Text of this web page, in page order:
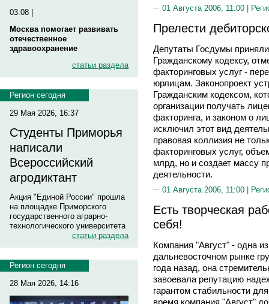
03.08 |
Москва помогает развивать
отечественное
здравоохранение
статьи раздела
Регион сегодня
29 Мая 2026, 16:37
Студенты Приморья
написали
Всероссийский
агродиктант
Акция "Единой России" прошла
на площадке Приморского
государственного аграрно-
технологического университета
статьи раздела
Регион сегодня
28 Мая 2026, 14:16
01 Августа 2006, 11:00 |
Прелести
Депутаты Госдумы
Гражданскому кодексу,
факторинговых услуг -
юрлицам. Законопроект
Гражданским кодексом,
организации получать
факторинга, и законом о
исключил этот вид
правовая коллизия не
факторинговых услуг,
млрд, но и создает массу
деятельности.
01 Августа 2006, 11:00 |
Есть творческая
себя!
Компания "Август" - одна
дальневосточном рынке
года назад, она
завоевала репутацию
гарантом стабильности
время компания "Август"